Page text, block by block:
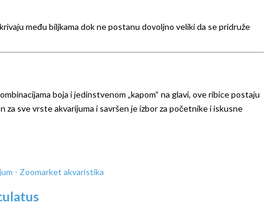
među biljkama dok ne postanu dovoljno veliki da se pridruže
boja i jedinstvenom „kapom“ na glavi, ove ribice postaju
za sve vrste akvarijuma i savršen je izbor za početnike i iskusne